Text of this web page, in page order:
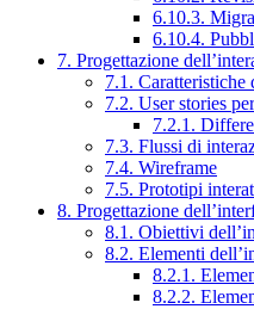
6.10.3.
6.10.4.
7. Progettazione
7.1. Caratteristiche
7.2. User stories
7.2.1.
7.3. Flussi di
7.4. Wireframe
7.5. Prototipi
8. Progettazione
8.1. Obiettivi
8.2. Elementi
8.2.1.
8.2.2.